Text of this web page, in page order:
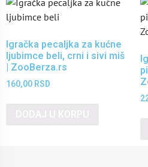
Igračka pecaljka za kućne
ljubimce beli, crni i sivi miš
| ZooBerza.rs
160,00 RSD